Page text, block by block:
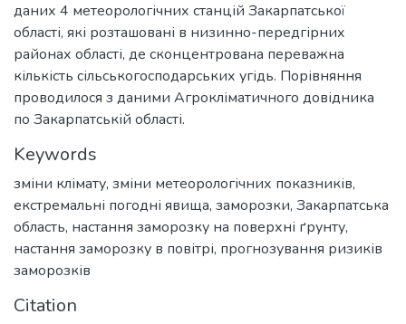
даних 4 метеорологічних станцій Закарпатської
області, які розташовані в низинно-передгірних
районах області, де сконцентрована переважна
кількість сільськогосподарських угідь. Порівняння
проводилося з даними Агрокліматичного довідника
по Закарпатській області.
Keywords
зміни клімату, зміни метеорологічних показників,
екстремальні погодні явища, заморозки, Закарпатська
область, настання заморозку на поверхні ґрунту,
настання заморозку в повітрі, прогнозування ризиків
заморозків
Citation